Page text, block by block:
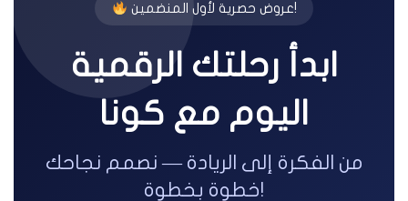
عروض حصرية لأول المنضمين!
ابدأ رحلتك الرقمية
اليوم مع كونا
من الفكرة إلى الريادة — نصمم نجاحك
خطوة بخطوة!